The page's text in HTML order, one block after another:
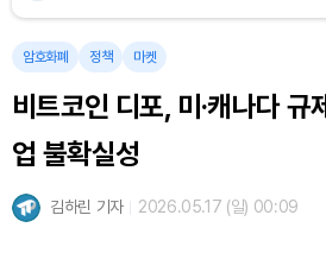
Solana (SOL)
TRON (TRX)
암호화폐 정책 마켓
비트코인 디포, 미·캐나다 규
업 불확실성
김하린 기자 2026.05.17 (일) 00:09